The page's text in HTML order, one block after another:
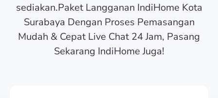
sediakan.Paket Langganan IndiHome Kota
Surabaya Dengan Proses Pemasangan
Mudah & Cepat Live Chat 24 Jam, Pasang
Sekarang IndiHome Juga!